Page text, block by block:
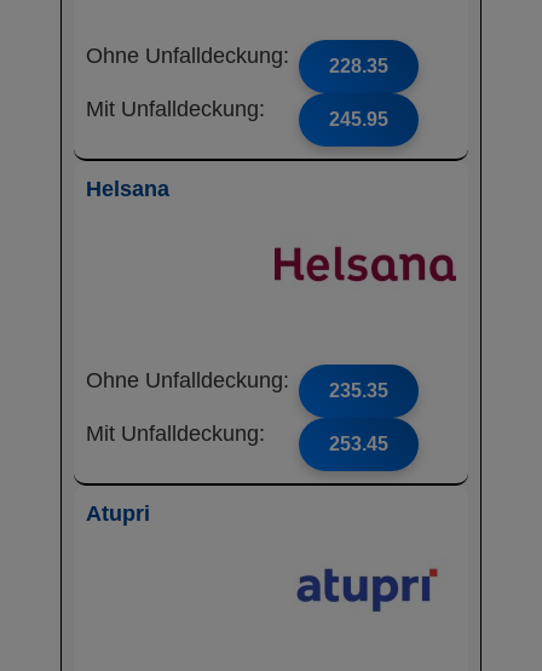
Ohne Unfalldeckung: 228.35
Mit Unfalldeckung: 245.95
Helsana
Ohne Unfalldeckung: 235.35
Mit Unfalldeckung: 253.45
Atupri